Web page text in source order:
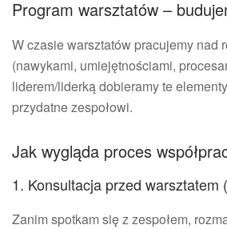
Program warsztatów –
W czasie warsztatów pracujemy nad
(nawykami, umiejętnościami,
liderem/liderką dobieramy te
przydatne zespołowi.
Jak wygląda proces
1. Konsultacja przed warsztatem
Zanim spotkam się z zespołem,